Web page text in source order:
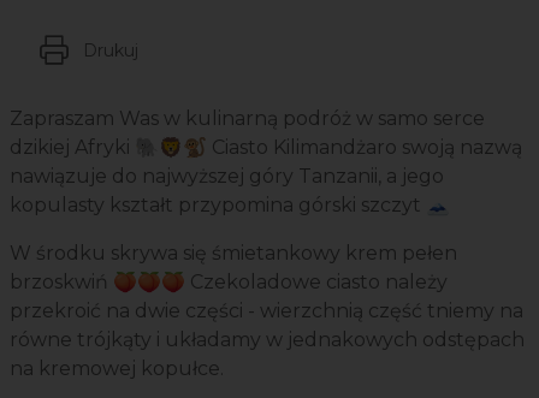
Drukuj
Zapraszam Was w kulinarną podróż w samo serce
dzikiej Afryki 🐘🦁🐒 Ciasto Kilimandżaro swoją nazwą
nawiązuje do najwyższej góry Tanzanii, a jego
kopulasty kształt przypomina górski szczyt 🗻
W środku skrywa się śmietankowy krem pełen
brzoskwiń 🍑🍑🍑 Czekoladowe ciasto należy
przekroić na dwie części - wierzchnią część tniemy na
równe trójkąty i układamy w jednakowych odstępach
na kremowej kopułce.